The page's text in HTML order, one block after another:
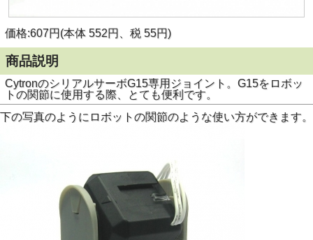
価格:607円(本体 552円、税 55円)
商品説明
CytronのシリアルサーボG15専用ジョイント。G15をロボッ
トの関節に使用する際、とても便利です。
下の写真のようにロボットの関節のような使い方ができます。